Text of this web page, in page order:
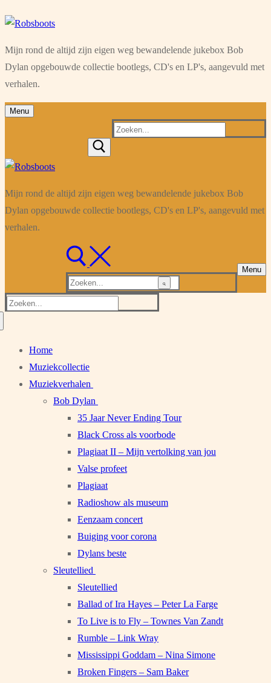
Ga
de
inhoud
Menu
Sluiten
Mijn rond de altijd zijn eigen weg bewandelende jukebox Bob
Dylan opgebouwde collectie bootlegs, CD's en LP's, aangevuld met
verhalen.
Menu
Zoeken
Mijn rond de altijd zijn eigen weg bewandelende jukebox Bob
Dylan opgebouwde collectie bootlegs, CD's en LP's, aangevuld met
verhalen.
Zoeken
naar:
Menu
Zoeken
Home
Muziekcollectie
Muziekverhalen
Bob Dylan
35 Jaar Never Ending Tour
Black Cross als voorbode
Plagiaat II – Mijn vertolking van jou
Valse profeet
Plagiaat
Radioshow als museum
Eenzaam concert
Buiging voor corona
Dylans beste
Sleutellied
Sleutellied
Ballad of Ira Hayes – Peter La Farge
To Live is to Fly – Townes Van Zandt
Rumble – Link Wray
Mississippi Goddam – Nina Simone
Broken Fingers – Sam Baker